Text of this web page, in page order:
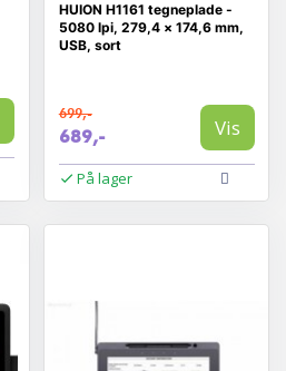
HUION H1161 tegneplade -
5080 lpi, 279,4 × 174,6 mm,
USB, sort
699,-
689,- Vis
På lager